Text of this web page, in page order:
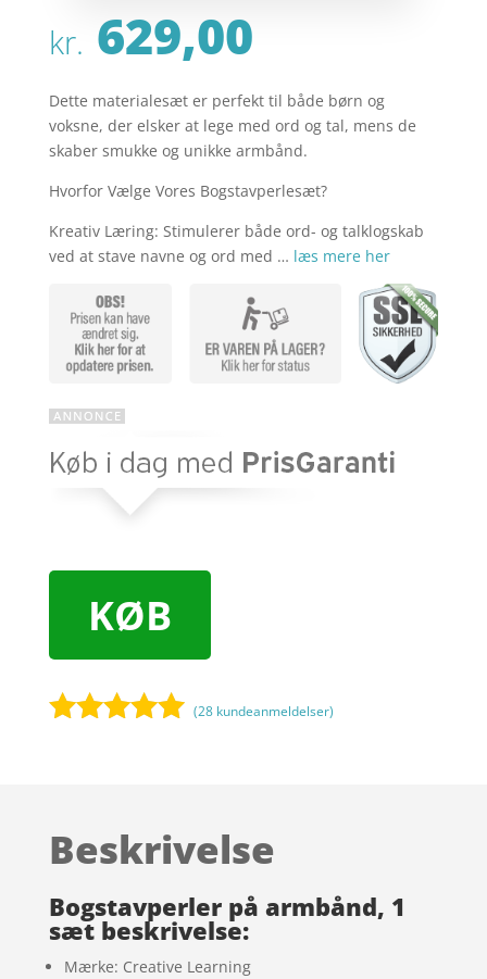
kr. 629,00
Dette materialesæt er perfekt til både børn og
voksne, der elsker at lege med ord og tal, mens de
skaber smukke og unikke armbånd.
Hvorfor Vælge Vores Bogstavperlesæt?
Kreativ Læring: Stimulerer både ord- og talklogskab
ved at stave navne og ord med … læs mere her
KØB
kundebedøm
(28 kundeanmeldelser)
Beskrivelse
Bogstavperler på armbånd, 1
sæt beskrivelse:
Mærke: Creative Learning